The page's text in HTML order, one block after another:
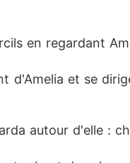
en regardant
d'Amelia et se
autour d'elle :